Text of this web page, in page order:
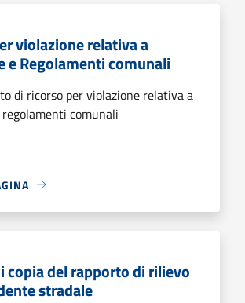
violazione relativa a
e Regolamenti comunali
di ricorso per violazione relativa a
comunali
copia del rapporto di rilievo
stradale